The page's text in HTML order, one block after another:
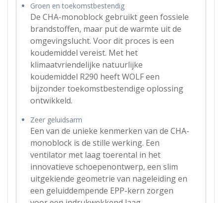
Groen en toekomstbestendig
De CHA-monoblock gebruikt geen fossiele
brandstoffen, maar put de warmte uit de
omgevingslucht. Voor dit proces is een
koudemiddel vereist. Met het
klimaatvriendelijke natuurlijke
koudemiddel R290 heeft WOLF een
bijzonder toekomstbestendige oplossing
ontwikkeld.
Zeer geluidsarm
Een van de unieke kenmerken van de CHA-
monoblock is de stille werking. Een
ventilator met laag toerental in het
innovatieve schoepenontwerp, een slim
uitgekiende geometrie van nageleiding en
een geluiddempende EPP-kern zorgen